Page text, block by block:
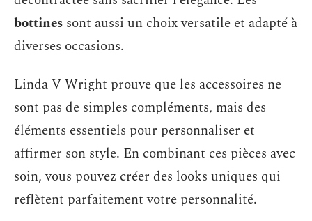
bottines sont aussi un choix versatile et adapté à
diverses occasions.
Linda V Wright prouve que les accessoires ne
sont pas de simples compléments, mais des
éléments essentiels pour personnaliser et
affirmer son style. En combinant ces pièces avec
soin, vous pouvez créer des looks uniques qui
reflètent parfaitement votre personnalité.